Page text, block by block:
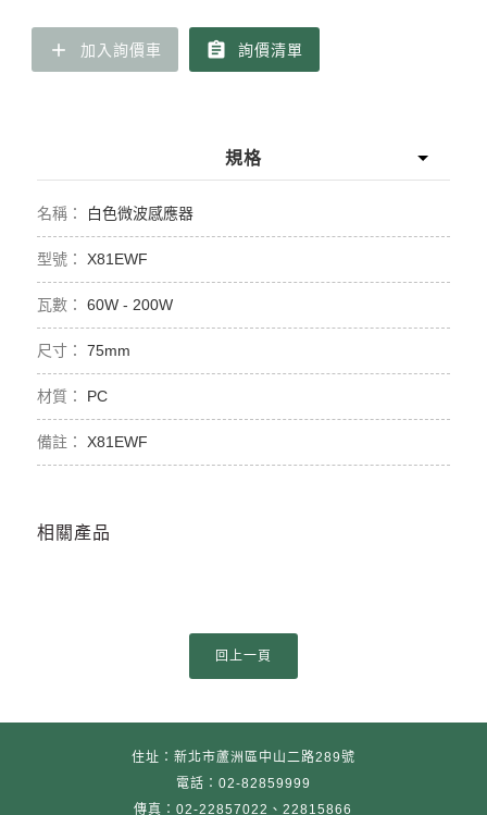
add 加入詢價車 assignment 詢價清單
規格
白色微波感應器
X81EWF
60W - 200W
75mm
PC
X81EWF
相關產品
住址：新北市蘆洲區中山二路289號
電話：02-82859999
傳真：02-22857022、22815866